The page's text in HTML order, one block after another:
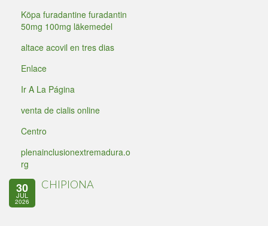
Köpa furadantine furadantin
50mg 100mg läkemedel
altace acovil en tres dias
Enlace
Ir A La Página
venta de cialis online
Centro
plenainclusionextremadura.o
rg
30
JUL
2026
CHIPIONA